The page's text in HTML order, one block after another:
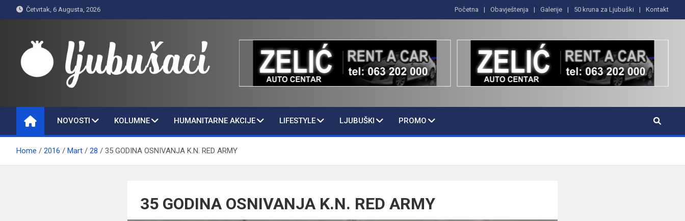
to
Četvrtak, 6 Augusta, 2026 Početna Obavještenja Galerije 50 kruna za Ljubuški Kontakt
Ljubušaci
NOVOSTI KOLUMNE HUMANITARNE AKCIJE LIFESTYLE LJUBUŠKI PROMO
Home 2016 Mart 28 35 GODINA OSNIVANJA K.N. RED ARMY
35 GODINA OSNIVANJA K.N. RED ARMY